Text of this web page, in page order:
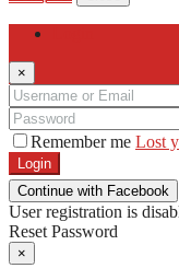
×
Remember me Lost
Login
Continue with Facebook
User registration is
Reset Password
×